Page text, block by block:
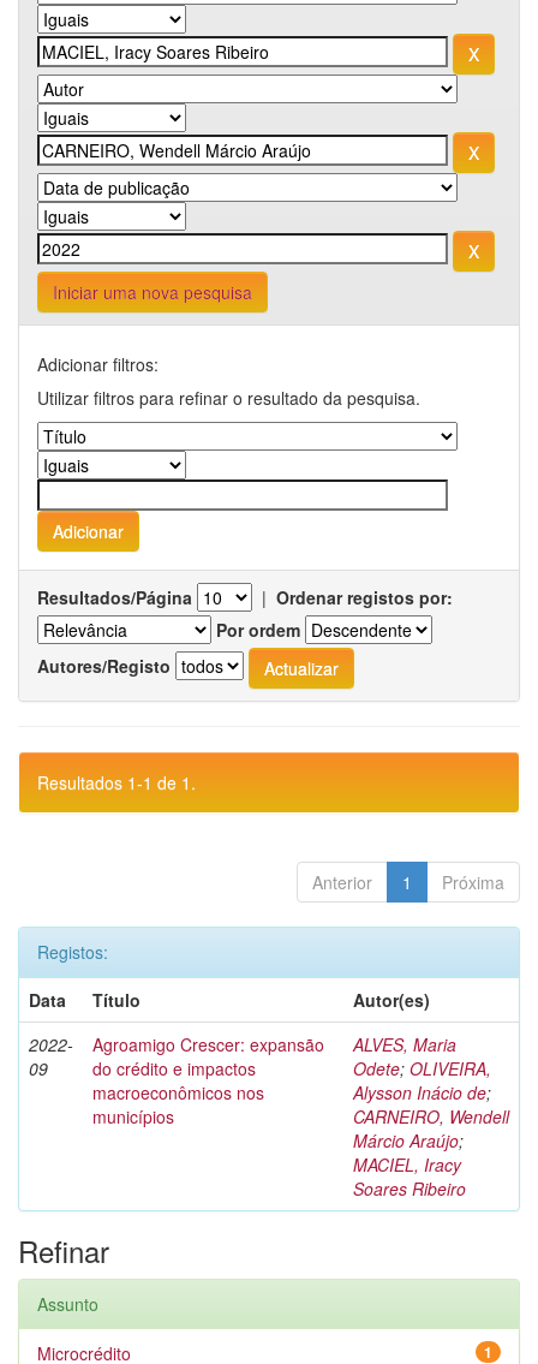
Iniciar uma nova pesquisa
Adicionar filtros:
Utilizar filtros para refinar o resultado da pesquisa.
Resultados/Página | Ordenar registos por:
Por ordem
Autores/Registo
Resultados 1-1 de 1.
Anterior 1 Próxima
Registos:
Data
Título
Autor(es)
2022-
09
Agroamigo Crescer: expansão
do crédito e impactos
macroeconômicos nos
municípios
ALVES, Maria
Odete; OLIVEIRA,
Alysson Inácio de;
CARNEIRO, Wendell
Márcio Araújo;
MACIEL, Iracy
Soares Ribeiro
Refinar
Assunto
1
Microcrédito